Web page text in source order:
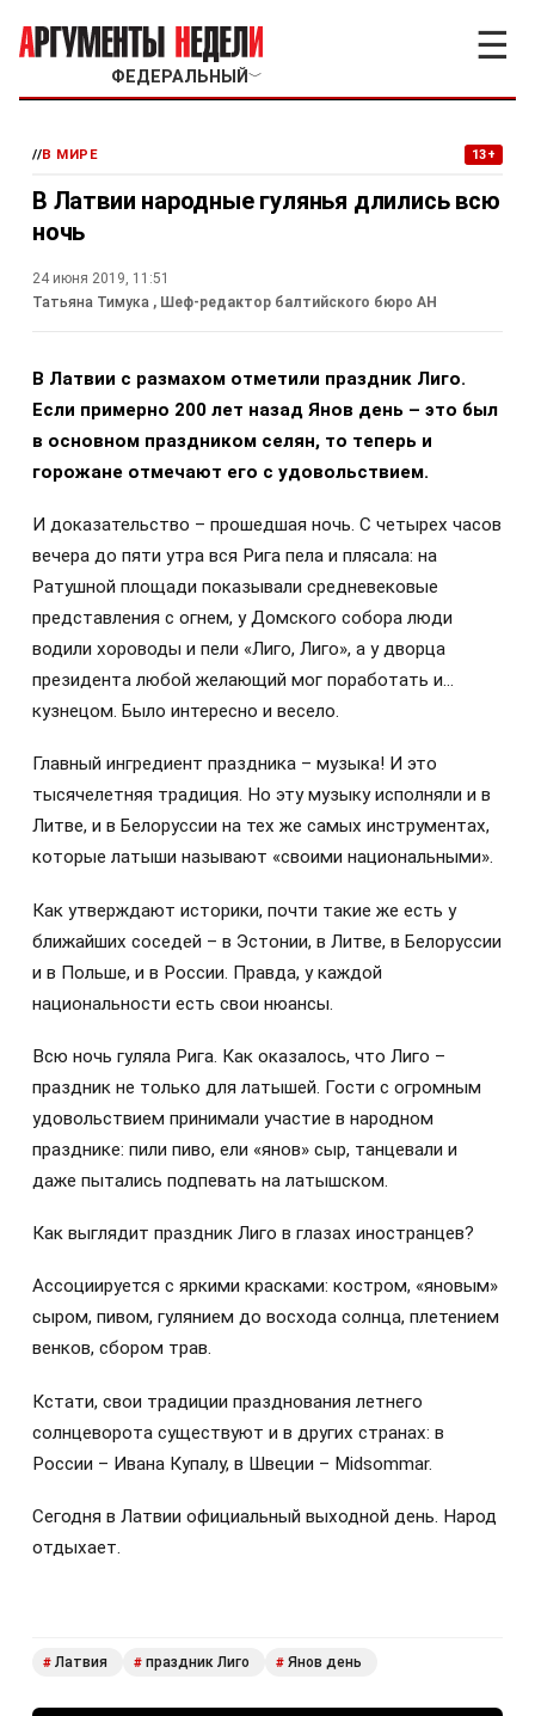
ФЕДЕРАЛЬНЫЙ ﹀
☰
//В МИРЕ 13+
В Латвии народные гулянья длились всю
ночь
24 июня 2019, 11:51
Татьяна Тимука , Шеф-редактор балтийского бюро АН
В Латвии с размахом отметили праздник Лиго.
Если примерно 200 лет назад Янов день – это был
в основном праздником селян, то теперь и
горожане отмечают его с удовольствием.
И доказательство – прошедшая ночь. С четырех часов
вечера до пяти утра вся Рига пела и плясала: на
Ратушной площади показывали средневековые
представления с огнем, у Домского собора люди
водили хороводы и пели «Лиго, Лиго», а у дворца
президента любой желающий мог поработать и…
кузнецом. Было интересно и весело.
Главный ингредиент праздника – музыка! И это
тысячелетняя традиция. Но эту музыку исполняли и в
Литве, и в Белоруссии на тех же самых инструментах,
которые латыши называют «своими национальными».
Как утверждают историки, почти такие же есть у
ближайших соседей – в Эстонии, в Литве, в Белоруссии
и в Польше, и в России. Правда, у каждой
национальности есть свои нюансы.
Всю ночь гуляла Рига. Как оказалось, что Лиго –
праздник не только для латышей. Гости с огромным
удовольствием принимали участие в народном
празднике: пили пиво, ели «янов» сыр, танцевали и
даже пытались подпевать на латышском.
Как выглядит праздник Лиго в глазах иностранцев?
Ассоциируется с яркими красками: костром, «яновым»
сыром, пивом, гулянием до восхода солнца, плетением
венков, сбором трав.
Кстати, свои традиции празднования летнего
солнцеворота существуют и в других странах: в
России – Ивана Купалу, в Швеции – Midsommar.
Сегодня в Латвии официальный выходной день. Народ
отдыхает.
# Латвия # праздник Лиго # Янов день